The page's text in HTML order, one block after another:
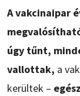
A vakcinaipar
úgy tűnt,
vallottak, a
kerültek –